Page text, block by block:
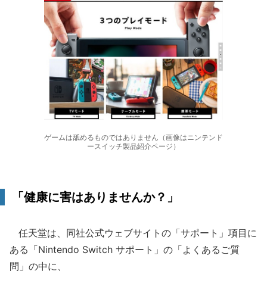
ゲームは舐めるものではありません（画像はニンテンド
ースイッチ製品紹介ページ）
「健康に害はありませんか？」
任天堂は、同社公式ウェブサイトの「サポート」項目に
ある「Nintendo Switch サポート」の「よくあるご質
問」の中に、